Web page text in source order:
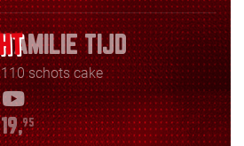
FAMILIE TIJD
110 schots cake
19,95